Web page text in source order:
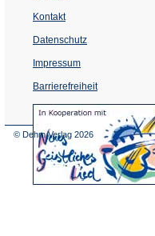
Kontakt
Datenschutz
Impressum
Barrierefreiheit
© Dehm Verlag 2026